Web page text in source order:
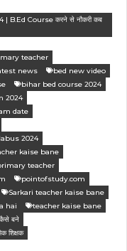
| B.Ed Course करने से नौकरी कब
teacher
news
bed new video
bihar bed course 2024
2024
date
2024
kaise bane
teacher
pointofstudy.com
Sarkari teacher kaise bane
hai
teacher kaise bane
कैसे बने
शिक्षक